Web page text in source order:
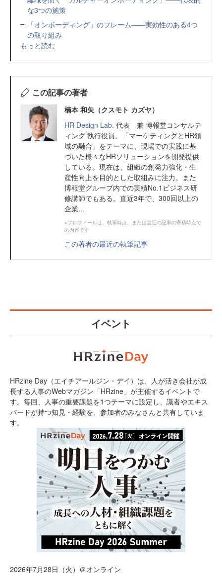
な3つの施策
「オンボーディング」のフレーム――実効性のある4つ
の取り組み
もっと読む
この記事の著者
楠本 和矢（クスモト カズヤ）
HR Design Lab. 代表 兼 博報堂コンサルテ
ィング 執行役員。「マーケティングとHR領
域の融合」をテーマに、現場での実践に基
づいた様々なHRソリューションを開発提供
している。現在は、組織の創発力強化・生
産性向上を目的とした取組みに注力。また
博報堂グループ内での実績No.1ビジネス研
修講師でもある。直近3年で、300回以上の
企業...
※プロフィールは、執筆時点、または直近の記事の寄稿時点で
の内容です
この著者の最近の執筆記事
イベント
HRzine Day（エイチアールジン・デイ）は、人が活き会社が成
長する人事のWebマガジン「HRzine」が主催するイベントで
す。毎回、人事の重要課題を1つテーマに設定し、識者やエキス
パードが持つ知見・経験を、参加者のみなさんと共有していま
す。
2026年7月28日（火）＠オンライン